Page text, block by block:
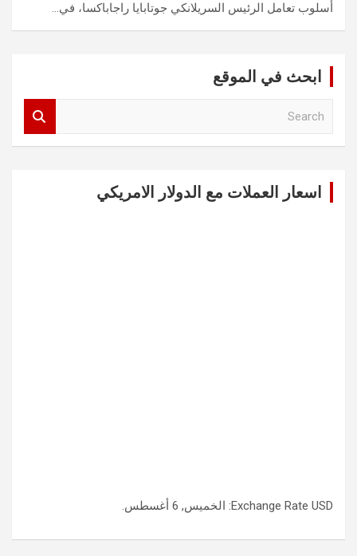
أسلوب تعامل الرئيس السريلانكي جوتابايا راجاباكسا، في…
ابحث في الموقع
اسعار العملات مع الدولار الامريكي
Exchange Rate USD : الخميس, 6 أغسطس.